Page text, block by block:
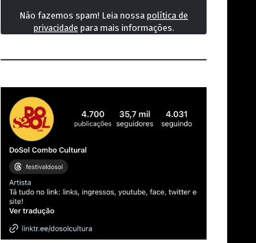
Não fazemos spam! Leia nossa política de
privacidade para mais informações.